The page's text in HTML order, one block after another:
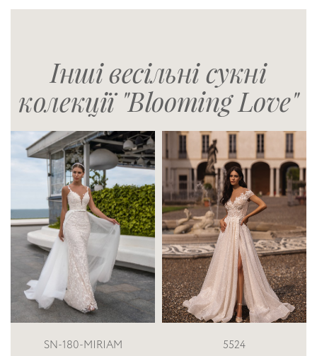
Інші весільні сукні
колекції "Blooming Love"
5524
SN-